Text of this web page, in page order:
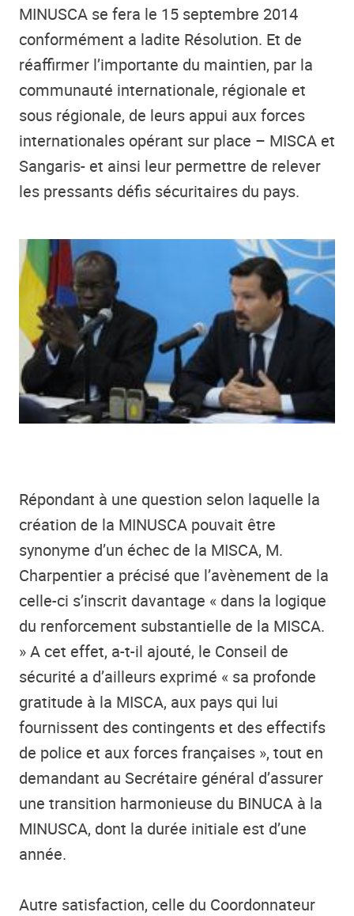
MINUSCA se fera le 15 septembre 2014
conformément a ladite Résolution. Et de
réaffirmer l’importante du maintien, par la
communauté internationale, régionale et
sous régionale, de leurs appui aux forces
internationales opérant sur place – MISCA et
Sangaris- et ainsi leur permettre de relever
les pressants défis sécuritaires du pays.
Répondant à une question selon laquelle la
création de la MINUSCA pouvait être
synonyme d’un échec de la MISCA, M.
Charpentier a précisé que l’avènement de la
celle-ci s’inscrit davantage « dans la logique
du renforcement substantielle de la MISCA.
» A cet effet, a-t-il ajouté, le Conseil de
sécurité a d’ailleurs exprimé « sa profonde
gratitude à la MISCA, aux pays qui lui
fournissent des contingents et des effectifs
de police et aux forces françaises », tout en
demandant au Secrétaire général d’assurer
une transition harmonieuse du BINUCA à la
MINUSCA, dont la durée initiale est d’une
année.
Autre satisfaction, celle du Coordonnateur